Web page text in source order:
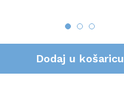
Dodaj u košaricu